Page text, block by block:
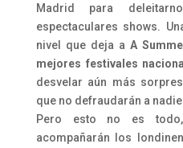
Madrid para
espectaculares shows.
nivel que deja aA
mejores festivales
desvelar aún más
que no defraudarán a nadie.
Pero esto no es
acompañarán los